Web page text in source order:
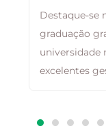
Destaque-se
graduação
universidade
excelentes